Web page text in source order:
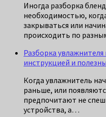
Иногда разборка
необходимостью,
закрываться или
происходить по
Разборка
инструкцией и
Когда увлажнитель
раньше, или
предпочитают не
устройства, а…